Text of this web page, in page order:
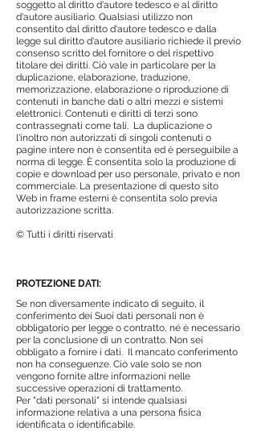
soggetto al diritto d'autore tedesco e al diritto
d'autore ausiliario. Qualsiasi utilizzo non
consentito dal diritto d'autore tedesco e dalla
legge sul diritto d'autore ausiliario richiede il previo
consenso scritto del fornitore o del rispettivo
titolare dei diritti. Ciò vale in particolare per la
duplicazione, elaborazione, traduzione,
memorizzazione, elaborazione o riproduzione di
contenuti in banche dati o altri mezzi e sistemi
elettronici. Contenuti e diritti di terzi sono
contrassegnati come tali. La duplicazione o
l'inoltro non autorizzati di singoli contenuti o
pagine intere non è consentita ed è perseguibile a
norma di legge. È consentita solo la produzione di
copie e download per uso personale, privato e non
commerciale. La presentazione di questo sito
Web in frame esterni è consentita solo previa
autorizzazione scritta.
© Tutti i diritti riservati
PROTEZIONE DATI:
Se non diversamente indicato di seguito, il
conferimento dei Suoi dati personali non è
obbligatorio per legge o contratto, né è necessario
per la conclusione di un contratto. Non sei
obbligato a fornire i dati. Il mancato conferimento
non ha conseguenze. Ciò vale solo se non
vengono fornite altre informazioni nelle
successive operazioni di trattamento.
Per "dati personali" si intende qualsiasi
informazione relativa a una persona fisica
identificata o identificabile.